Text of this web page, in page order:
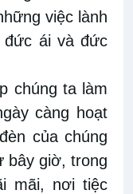
việc lành
đức ái và đức
chúng ta làm
càng hoạt
của chúng
bây giờ, trong
mãi, nơi tiệc